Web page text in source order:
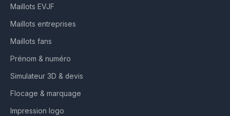
Maillots EVJF
Maillots entreprises
Maillots fans
Prénom & numéro
Simulateur 3D & devis
Flocage & marquage
Impression logo